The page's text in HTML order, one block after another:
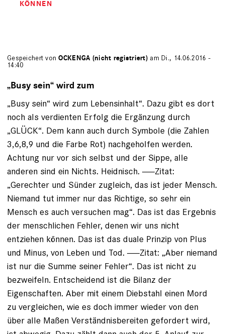
KÖNNEN
Gespeichert vonOCKENGA (nicht registriert) am Di., 14.06.2016 -
14:40
„Busy sein“ wird zum
„Busy sein“ wird zum Lebensinhalt“. Dazu gibt es dort
noch als verdienten Erfolg die Ergänzung durch
„GLÜCK“. Dem kann auch durch Symbole (die Zahlen
3,6,8,9 und die Farbe Rot) nachgeholfen werden.
Achtung nur vor sich selbst und der Sippe, alle
anderen sind ein Nichts. Heidnisch. -----Zitat:
„Gerechter und Sünder zugleich, das ist jeder Mensch.
Niemand tut immer nur das Richtige, so sehr ein
Mensch es auch versuchen mag“. Das ist das Ergebnis
der menschlichen Fehler, denen wir uns nicht
entziehen können. Das ist das duale Prinzip von Plus
und Minus, von Leben und Tod. -----Zitat: „Aber niemand
ist nur die Summe seiner Fehler“. Das ist nicht zu
bezweifeln. Entscheidend ist die Bilanz der
Eigenschaften. Aber mit einem Diebstahl einen Mord
zu vergleichen, wie es doch immer wieder von den
über alle Maßen Verständnisbereiten gefordert wird,